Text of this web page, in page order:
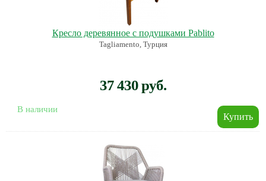
Кресло деревянное с подушками Pablito
Tagliamento, Турция
37 430 руб.
В наличии